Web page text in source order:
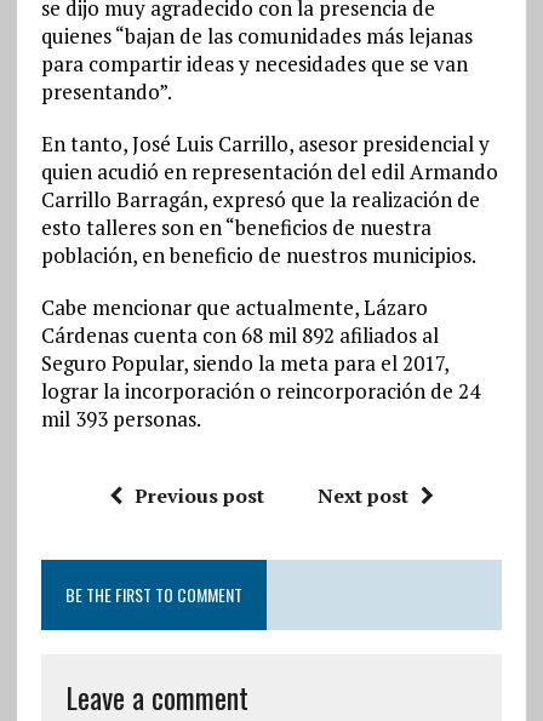
se dijo muy agradecido con la presencia de
quienes “bajan de las comunidades más lejanas
para compartir ideas y necesidades que se van
presentando”.
En tanto, José Luis Carrillo, asesor presidencial y
quien acudió en representación del edil Armando
Carrillo Barragán, expresó que la realización de
esto talleres son en “beneficios de nuestra
población, en beneficio de nuestros municipios.
Cabe mencionar que actualmente, Lázaro
Cárdenas cuenta con 68 mil 892 afiliados al
Seguro Popular, siendo la meta para el 2017,
lograr la incorporación o reincorporación de 24
mil 393 personas.
Previous post Next post
BE THE FIRST TO COMMENT
Leave a comment